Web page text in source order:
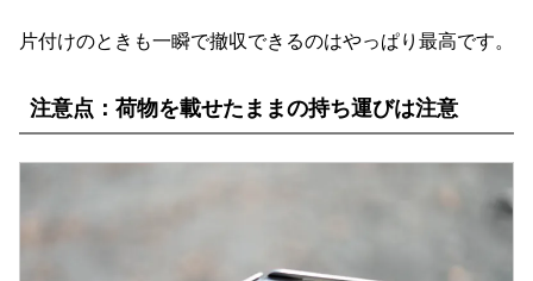
片付けのときも一瞬で撤収できるのはやっぱり最高です。
注意点：荷物を載せたままの持ち運びは注意